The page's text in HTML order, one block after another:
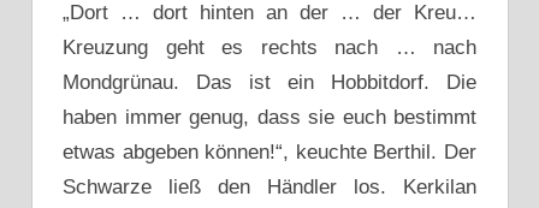
„Dort … dort hinten an der … der Kreu…
Kreuzung geht es rechts nach … nach
Mondgrünau. Das ist ein Hobbitdorf. Die
haben immer genug, dass sie euch bestimmt
etwas abgeben können!“, keuchte Berthil. Der
Schwarze ließ den Händler los. Kerkilan